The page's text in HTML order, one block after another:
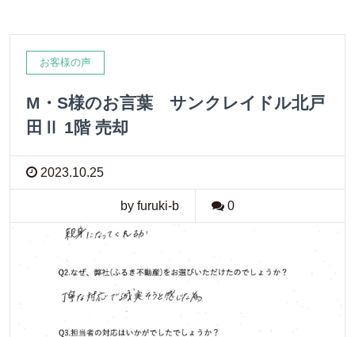
お客様の声
M・S様のお言葉 サンクレイドル北戸
田Ⅱ 1階 売却
2023.10.25
by furuki-b 0